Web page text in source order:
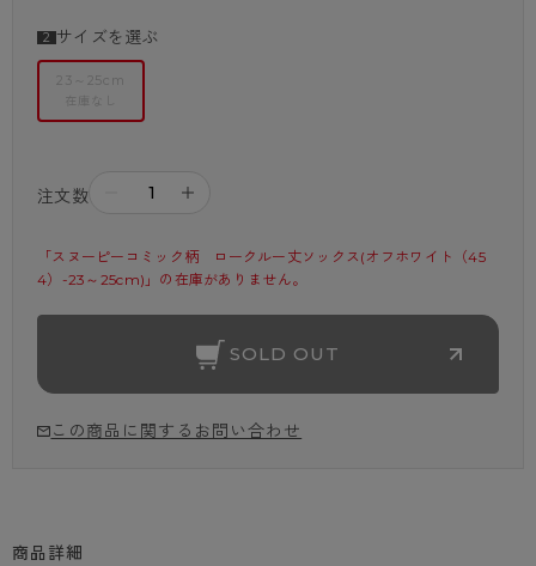
サイズを選ぶ
23～25cm
在庫なし
注文数 ＋
「スヌーピーコミック柄　ロークルー丈ソックス(オフホワイト（45
4）-23～25cm)」の在庫がありません。
SOLD OUT
この商品に関するお問い合わせ
商品詳細